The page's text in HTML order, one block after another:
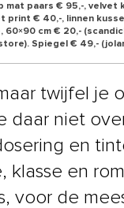
mat paars € 95,-,
€ 40,-, linnen
cm € 20,-
Spiegel € 49,-
twijfel je
daar niet
en
klasse en
voor de